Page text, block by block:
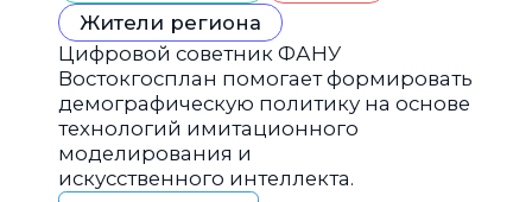
Жители региона
Цифровой советник ФАНУ
Востокгосплан помогает формировать
демографическую политику на основе
технологий имитационного
моделирования и
искусственного интеллекта.